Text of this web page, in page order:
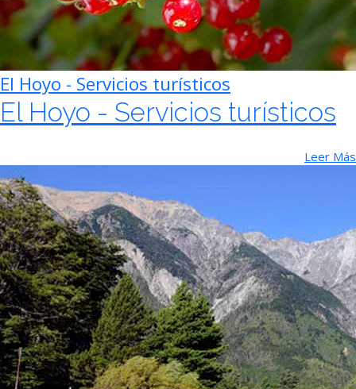
El Hoyo - Servicios turísticos
El Hoyo - Servicios turísticos
Leer Más